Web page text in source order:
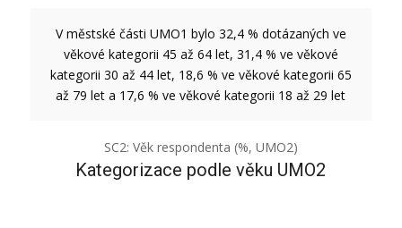
V městské části UMO1 bylo 32,4 % dotázaných ve
věkové kategorii 45 až 64 let, 31,4 % ve věkové
kategorii 30 až 44 let, 18,6 % ve věkové kategorii 65
až 79 let a 17,6 % ve věkové kategorii 18 až 29 let
SC2: Věk respondenta (%, UMO2)
Kategorizace podle věku UMO2